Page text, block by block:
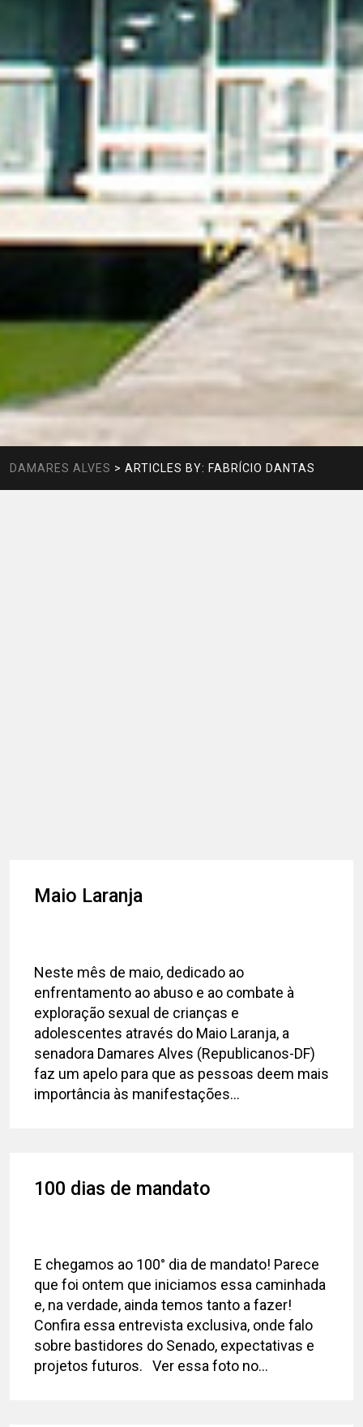
DAMARES ALVES > ARTICLES BY: FABRÍCIO DANTAS
Maio Laranja
Neste mês de maio, dedicado ao
enfrentamento ao abuso e ao combate à
exploração sexual de crianças e
adolescentes através do Maio Laranja, a
senadora Damares Alves (Republicanos-DF)
faz um apelo para que as pessoas deem mais
importância às manifestações...
100 dias de mandato
E chegamos ao 100° dia de mandato! Parece
que foi ontem que iniciamos essa caminhada
e, na verdade, ainda temos tanto a fazer!
Confira essa entrevista exclusiva, onde falo
sobre bastidores do Senado, expectativas e
projetos futuros. Ver essa foto no...